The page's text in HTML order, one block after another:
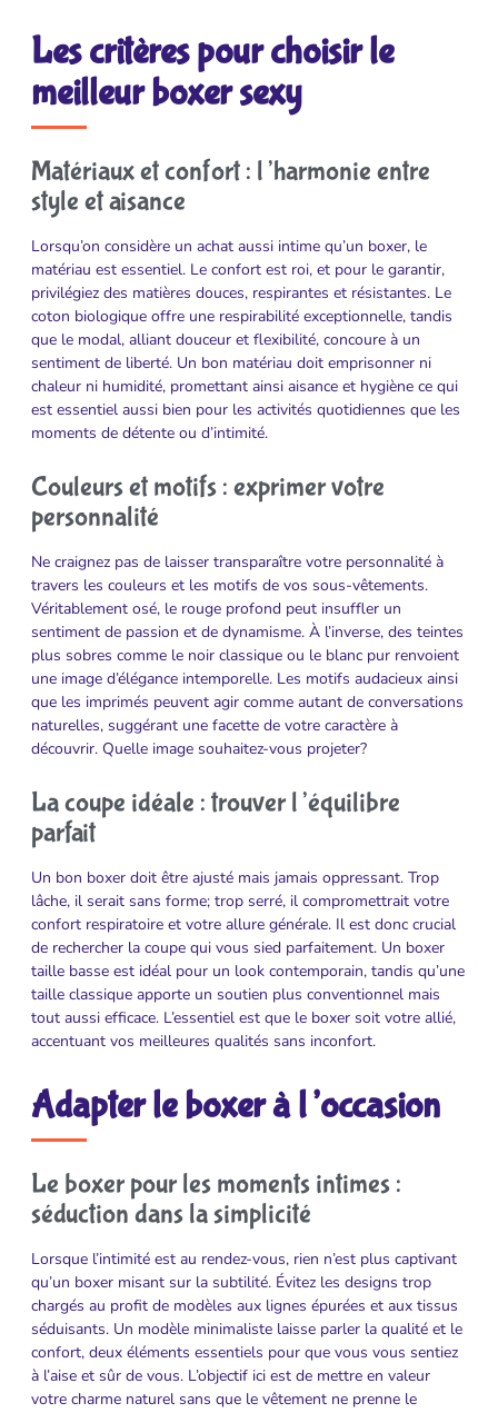
Les critères pour choisir le
meilleur boxer sexy
Matériaux et confort : l’harmonie entre
style et aisance
Lorsqu’on considère un achat aussi intime qu’un boxer, le
matériau est essentiel. Le confort est roi, et pour le garantir,
privilégiez des matières douces, respirantes et résistantes. Le
coton biologique offre une respirabilité exceptionnelle, tandis
que le modal, alliant douceur et flexibilité, concoure à un
sentiment de liberté. Un bon matériau doit emprisonner ni
chaleur ni humidité, promettant ainsi aisance et hygiène ce qui
est essentiel aussi bien pour les activités quotidiennes que les
moments de détente ou d’intimité.
Couleurs et motifs : exprimer votre
personnalité
Ne craignez pas de laisser transparaître votre personnalité à
travers les couleurs et les motifs de vos sous-vêtements.
Véritablement osé, le rouge profond peut insuffler un
sentiment de passion et de dynamisme. À l’inverse, des teintes
plus sobres comme le noir classique ou le blanc pur renvoient
une image d’élégance intemporelle. Les motifs audacieux ainsi
que les imprimés peuvent agir comme autant de conversations
naturelles, suggérant une facette de votre caractère à
découvrir. Quelle image souhaitez-vous projeter?
La coupe idéale : trouver l’équilibre
parfait
Un bon boxer doit être ajusté mais jamais oppressant. Trop
lâche, il serait sans forme; trop serré, il compromettrait votre
confort respiratoire et votre allure générale. Il est donc crucial
de rechercher la coupe qui vous sied parfaitement. Un boxer
taille basse est idéal pour un look contemporain, tandis qu’une
taille classique apporte un soutien plus conventionnel mais
tout aussi efficace. L’essentiel est que le boxer soit votre allié,
accentuant vos meilleures qualités sans inconfort.
Adapter le boxer à l’occasion
Le boxer pour les moments intimes :
séduction dans la simplicité
Lorsque l’intimité est au rendez-vous, rien n’est plus captivant
qu’un boxer misant sur la subtilité. Évitez les designs trop
chargés au profit de modèles aux lignes épurées et aux tissus
séduisants. Un modèle minimaliste laisse parler la qualité et le
confort, deux éléments essentiels pour que vous vous sentiez
à l’aise et sûr de vous. L’objectif ici est de mettre en valeur
votre charme naturel sans que le vêtement ne prenne le